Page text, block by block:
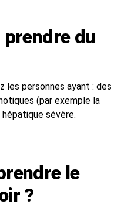
prendre du
les personnes ayant : des
(par exemple la
sévère.
le
?